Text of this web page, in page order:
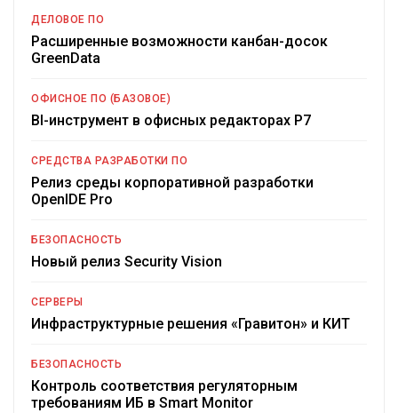
ДЕЛОВОЕ ПО
Расширенные возможности канбан-досок
GreenData
ОФИСНОЕ ПО (БАЗОВОЕ)
BI-инструмент в офисных редакторах Р7
СРЕДСТВА РАЗРАБОТКИ ПО
Релиз среды корпоративной разработки
OpenIDE Pro
БЕЗОПАСНОСТЬ
Новый релиз Security Vision
СЕРВЕРЫ
Инфраструктурные решения «Гравитон» и КИТ
БЕЗОПАСНОСТЬ
Контроль соответствия регуляторным
требованиям ИБ в Smart Monitor